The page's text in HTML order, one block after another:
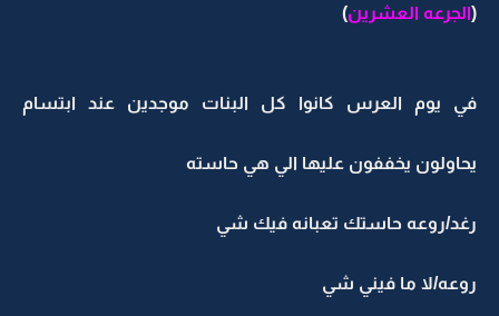
(الجرعه العشرين)
في يوم العرس كانوا كل البنات موجدين عند ابتسام
يحاولون يخففون عليها الي هي حاسته
رغد/روعه حاستك تعبانه فيك شي
روعه/لا ما فيني شي